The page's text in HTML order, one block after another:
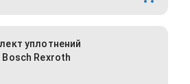
уплотнений
Bosch Rexroth